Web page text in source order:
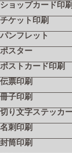
ショップカード印刷
チケット印刷
パンフレット
ポスター
ポストカード印刷
伝票印刷
冊子印刷
切り文字ステッカ
名刺印刷
封筒印刷